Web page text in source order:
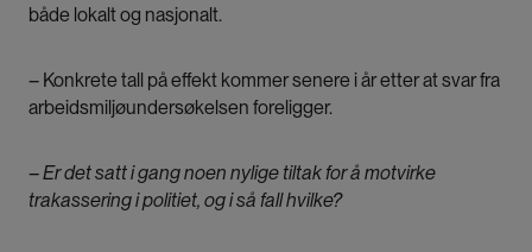
både lokalt og nasjonalt.
– Konkrete tall på effekt kommer senere i år etter at svar fra
arbeidsmiljøundersøkelsen foreligger.
– Er det satt i gang noen nylige tiltak for å motvirke
trakassering i politiet, og i så fall hvilke?